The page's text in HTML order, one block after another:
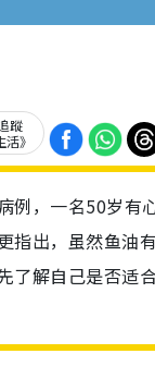
蹤
活》
例，一名50岁有
指出，虽然鱼油
了解自己是否适